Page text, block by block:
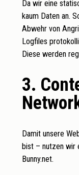
Da wir eine
kaum Daten an.
Abwehr von
Logfiles
Diese werden
3.
Damit unsere
bist – nutzen wir
Bunny.net.